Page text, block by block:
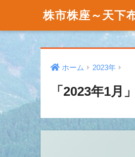
株市株座～天下
ホーム 2023年
「2023年1月